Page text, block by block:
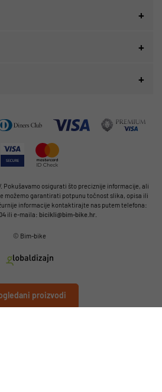
proizvodi
Pokušavamo osigurati što preciznije informacije, ali
možemo garantirati potpunu točnost slika, opisa ili
informacije kontaktirajte nas putem telefona:
ili e-maila: bicikli@bim-bike.hr.
© Bim-bike